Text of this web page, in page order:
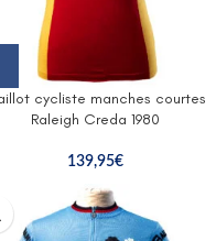
cycliste manches courtes
Raleigh Creda 1980
139,95€